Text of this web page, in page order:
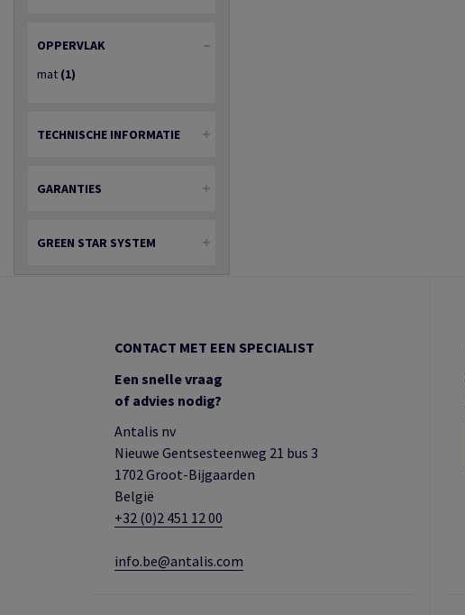
OPPERVLAK
mat (1)
TECHNISCHE INFORMATIE
GARANTIES
GREEN STAR SYSTEM
CONTACT MET EEN SPECIALIST
Een snelle vraag
of advies nodig?
Antalis nv
Nieuwe Gentsesteenweg 21 bus 3
1702 Groot-Bijgaarden
België
+32 (0)2 451 12 00
info.be@antalis.com